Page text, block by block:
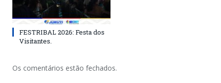
FESTRIBAL 2026: Festa dos
Visitantes.
Os comentários estão fechados.